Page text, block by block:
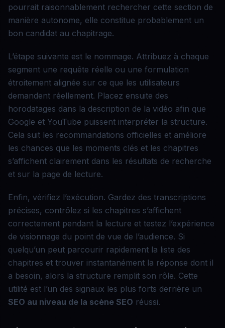
pourrait raisonnablement rechercher cette section de
manière autonome, elle constitue probablement un
bon candidat au chapitrage.
L’étape suivante est le nommage. Attribuez à chaque
segment une requête réelle ou une formulation
étroitement alignée sur ce que les utilisateurs
demandent réellement. Placez ensuite des
horodatages dans la description de la vidéo afin que
Google et YouTube puissent interpréter la structure.
Cela suit les recommandations officielles et améliore
les chances que les moments clés et les chapitres
s’affichent clairement dans les résultats de recherche
et sur la page de lecture.
Enfin, vérifiez l’exécution. Gardez des transcriptions
précises, contrôlez si les chapitres s’affichent
correctement pendant la lecture et testez l’expérience
de visionnage du point de vue de l’audience. Si
quelqu’un peut parcourir rapidement la liste des
chapitres et trouver instantanément la réponse dont il
a besoin, alors la structure remplit son rôle. Cette
utilité est l’un des signaux les plus forts derrière un
SEO au niveau de la scène SEO réussi.